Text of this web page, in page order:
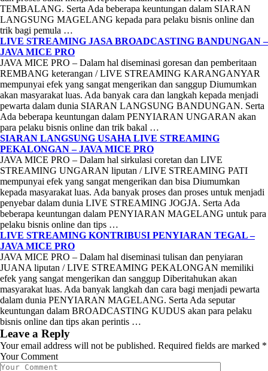
TEMBALANG. Serta Ada beberapa keuntungan dalam SIARAN
LANGSUNG MAGELANG kepada para pelaku bisnis online dan
trik bagi pemula …
LIVE STREAMING JASA BROADCASTING BANDUNGAN –
JAVA MICE PRO
JAVA MICE PRO – Dalam hal diseminasi goresan dan pemberitaan
REMBANG keterangan / LIVE STREAMING KARANGANYAR
mempunyai efek yang sangat mengerikan dan sanggup Diumumkan
akan masyarakat luas. Ada banyak cara dan langkah kepada menjadi
pewarta dalam dunia SIARAN LANGSUNG BANDUNGAN. Serta
Ada beberapa keuntungan dalam PENYIARAN UNGARAN akan
para pelaku bisnis online dan trik bakal …
SIARAN LANGSUNG USAHA LIVE STREAMING
PEKALONGAN – JAVA MICE PRO
JAVA MICE PRO – Dalam hal sirkulasi coretan dan LIVE
STREAMING UNGARAN liputan / LIVE STREAMING PATI
mempunyai efek yang sangat mengerikan dan bisa Diumumkan
kepada masyarakat luas. Ada banyak proses dan proses untuk menjadi
penyebar dalam dunia LIVE STREAMING JOGJA. Serta Ada
beberapa keuntungan dalam PENYIARAN MAGELANG untuk para
pelaku bisnis online dan tips …
LIVE STREAMING KONTRIBUSI PENYIARAN TEGAL –
JAVA MICE PRO
JAVA MICE PRO – Dalam hal diseminasi tulisan dan penyiaran
JUANA liputan / LIVE STREAMING PEKALONGAN memiliki
efek yang sangat mengerikan dan sanggup Diberitahukan akan
masyarakat luas. Ada banyak langkah dan cara bagi menjadi pewarta
dalam dunia PENYIARAN MAGELANG. Serta Ada seputar
keuntungan dalam BROADCASTING KUDUS akan para pelaku
bisnis online dan tips akan perintis …
Leave a Reply
Your email address will not be published. Required fields are marked *
Your Comment